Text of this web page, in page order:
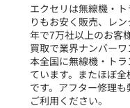
エクセリは無線機・
りもお安く販売、レ
年で7万社以上のお客
買取で業界ナンバー
本全国に無線機・ト
ています。またほぼ
です。アフター修理
ご利用ください。